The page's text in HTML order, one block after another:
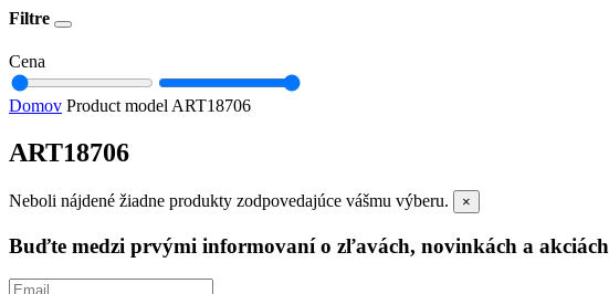
Filtre
Cena
Domov Product model ART18706
ART18706
Neboli nájdené žiadne produkty zodpovedajúce vášmu výberu. ×
Buďte medzi prvými informovaní o zľavách, novinkách a akciách